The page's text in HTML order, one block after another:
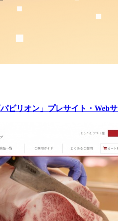
ビリオン」プレサイト・Web